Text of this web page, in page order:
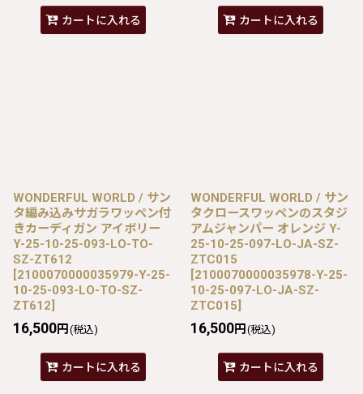
カートに入れる カートに入れる
WONDERFUL WORLD / サン
タ編み込みサガラワッペン付
きカーディガン アイボリー
Y-25-10-25-093-LO-TO-
SZ-ZT612
[2100070000035979-Y-25-
10-25-093-LO-TO-SZ-
ZT612]
16,500円 (税込)
カートに入れる
WONDERFUL WORLD / サン
タクロースワッペンのスタジ
アムジャンパー オレンジ Y-
25-10-25-097-LO-JA-SZ-
ZTC015
[2100070000035978-Y-25-
10-25-097-LO-JA-SZ-
ZTC015]
16,500円 (税込)
カートに入れる